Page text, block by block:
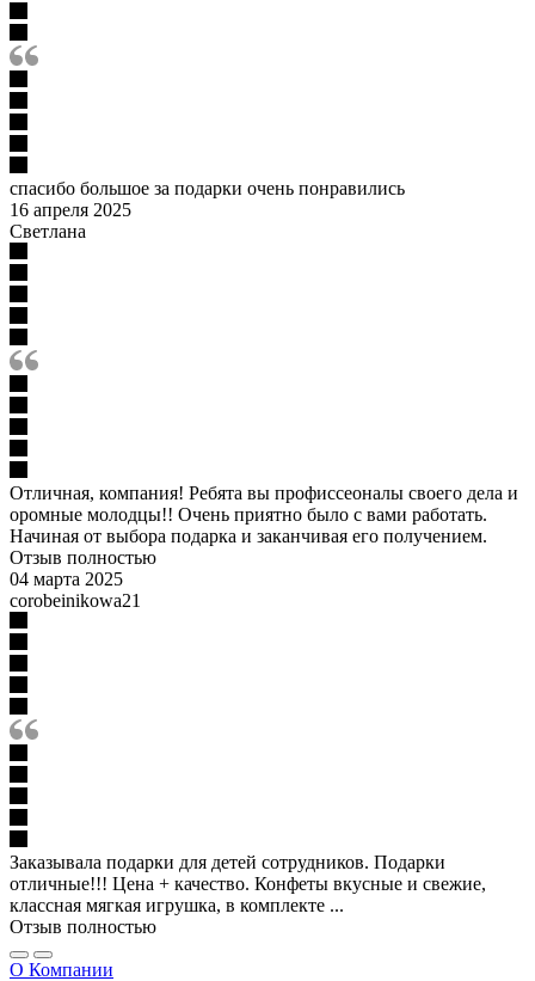
спасибо большое за подарки очень понравились
16 апреля 2025
Светлана
Отличная, компания! Ребята вы профиссеоналы своего дела и
оромные молодцы!! Очень приятно было с вами работать.
Начиная от выбора подарка и заканчивая его получением.
Отзыв полностью
04 марта 2025
corobeinikowa21
Заказывала подарки для детей сотрудников. Подарки
отличные!!! Цена + качество. Конфеты вкусные и свежие,
классная мягкая игрушка, в комплекте ...
Отзыв полностью
О Компании